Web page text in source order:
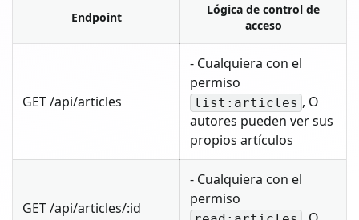
Endpoint
Lógica de control de
acceso
GET /api/articles
- Cualquiera con el
permiso
list:articles , O
autores pueden ver sus
propios artículos
GET /api/articles/:id
- Cualquiera con el
permiso